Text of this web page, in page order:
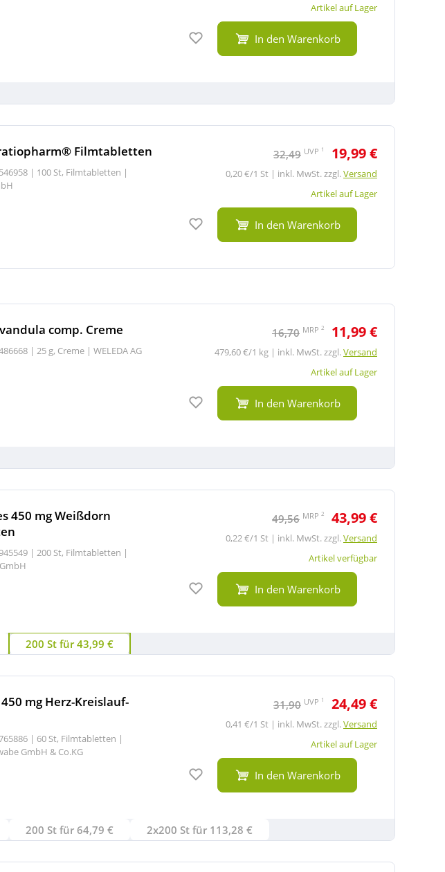
Artikel auf Lager
Auf den Merkzettel
In den Warenkorb
Filmtabletten
| 100 St, Filmtabletten |
32,49 UVP 1 19,99 €
0,20 €/1 St | inkl. MwSt. zzgl.Versand
Artikel auf Lager
Auf den Merkzettel
In den Warenkorb
comp. Creme
| 25 g, Creme | WELEDA AG
16,70 MRP 2 11,99 €
479,60 €/1 kg | inkl. MwSt. zzgl.Versand
Artikel auf Lager
Auf den Merkzettel
In den Warenkorb
450 mg Weißdorn
| 200 St, Filmtabletten |
49,56 MRP 2 43,99 €
0,22 €/1 St | inkl. MwSt. zzgl.Versand
Artikel verfügbar
Auf den Merkzettel
In den Warenkorb
200 St für 43,99 €
mg Herz-Kreislauf-
| 60 St, Filmtabletten |
GmbH & Co.KG
31,90 UVP 1 24,49 €
0,41 €/1 St | inkl. MwSt. zzgl.Versand
Artikel auf Lager
Auf den Merkzettel
In den Warenkorb
200 St für 64,79 € 2x200 St für 113,28 €